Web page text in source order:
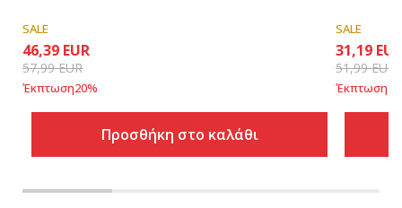
SALE
46,39 EUR
57,99EUR
Έκπτωση20%
Προσθήκη στο καλάθι
SALE
31,19 EUR
51,99EUR
Έκπτωση